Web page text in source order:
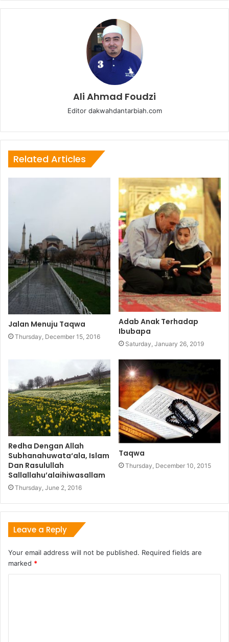
Ali Ahmad Foudzi
Editor dakwahdantarbiah.com
Related Articles
Jalan Menuju Taqwa
Thursday, December 15, 2016
Adab Anak Terhadap
Ibubapa
Saturday, January 26, 2019
Redha Dengan Allah
Subhanahuwata‘ala, Islam
Dan Rasulullah
Sallallahu’alaihiwasallam
Thursday, June 2, 2016
Taqwa
Thursday, December 10, 2015
Leave a Reply
Your email address will not be published. Required fields are
marked *